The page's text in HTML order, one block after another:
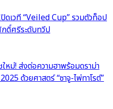
ดเวที “Veiled Cup” รวมตัวท็อป
กดิ์ศรีระดับทวีป
หม่! ส่งต่อความฮาพร้อมดราม่า
ด้วยศาสตร์ “ซาจู-ไพ่ทาโรต์”